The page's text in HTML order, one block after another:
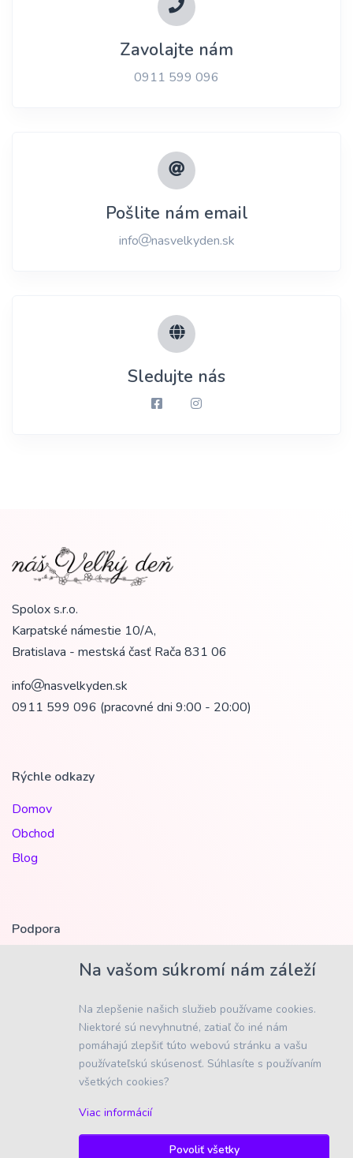
Na vašom súkromí nám záleží
Na zlepšenie našich služieb používame cookies.
Niektoré sú nevyhnutné, zatiaľ čo iné nám
pomáhajú zlepšiť túto webovú stránku a vašu
používateľskú skúsenosť. Súhlasíte s používaním
všetkých cookies?
Viac informácií
Povoliť všetky
Zavolajte nám
0911 599 096
Pošlite nám email
info nasvelkyden.sk
Sledujte nás
Spolox s.r.o.
Karpatské námestie 10/A,
Bratislava - mestská časť Rača 831 06
info
nasvelkyden.sk
0911 599 096 (pracovné dni 9:00 - 20:00)
Rýchle odkazy
Domov
Obchod
Blog
Podpora
Ochrana osobných údajov (GDPR)
Platba a doprava
Spolox s.r.o.